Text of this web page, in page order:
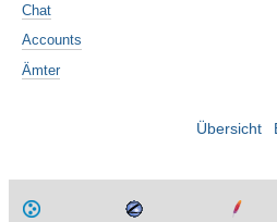
Chat
Accounts
Ämter
Übersicht